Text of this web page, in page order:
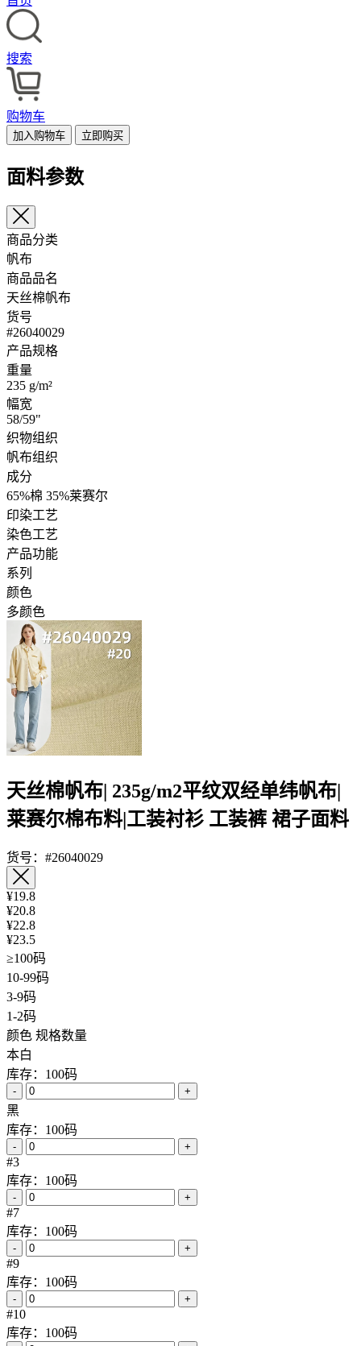
首页
搜索
购物车
面料参数
商品分类
帆布
商品品名
天丝棉帆布
#26040029
产品规格
重量
235 g/m²
幅宽
58/59"
织物组织
帆布组织
成分
65%棉 35%莱赛尔
印染工艺
染色工艺
产品功能
系列
颜色
多颜色